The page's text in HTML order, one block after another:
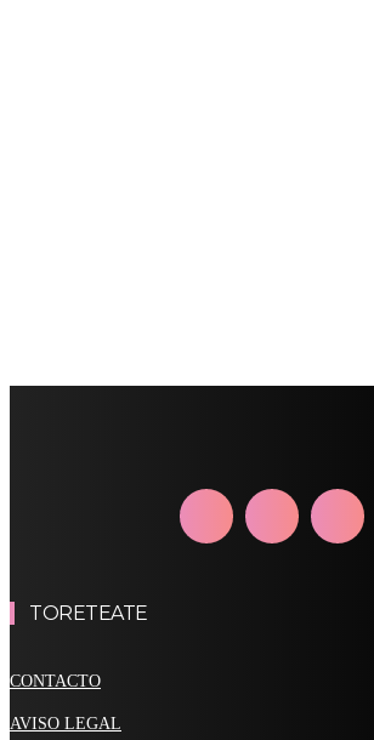
TORETEATE
CONTACTO
AVISO LEGAL